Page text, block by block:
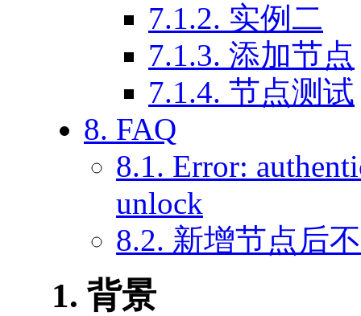
7.1.2. 实例二
7.1.3. 添加节点
7.1.4. 节点测试
8. FAQ
8.1. Error:
unlock
8.2. 新增节点后
1. 背景